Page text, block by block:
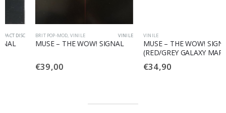
BRIT POP-MOD,VINILE
MUSE – THE WOW! SIGNAL
39,00
VINILE
MUSE – THE WOW! SIGNAL
(RED/GREY GALAXY MARBLE
34,90